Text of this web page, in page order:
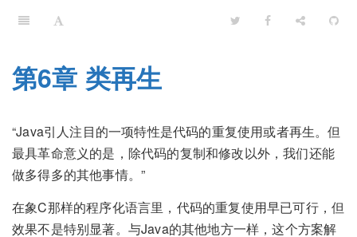
第6章 类再生
“Java引人注目的一项特性是代码的重复使用或者再生。但
最具革命意义的是，除代码的复制和修改以外，我们还能
做多得多的其他事情。”
在象C那样的程序化语言里，代码的重复使用早已可行，但
效果不是特别显著。与Java的其他地方一样，这个方案解